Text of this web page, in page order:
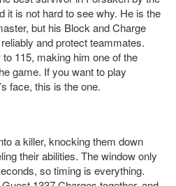
it is not hard to see why. He is the
but his Block and Charge
and protect teammates.
115, making him one of the
game. If you want to play
face, this is the one.
a killer, knocking them down
their abilities. The window only
so timing is everything.